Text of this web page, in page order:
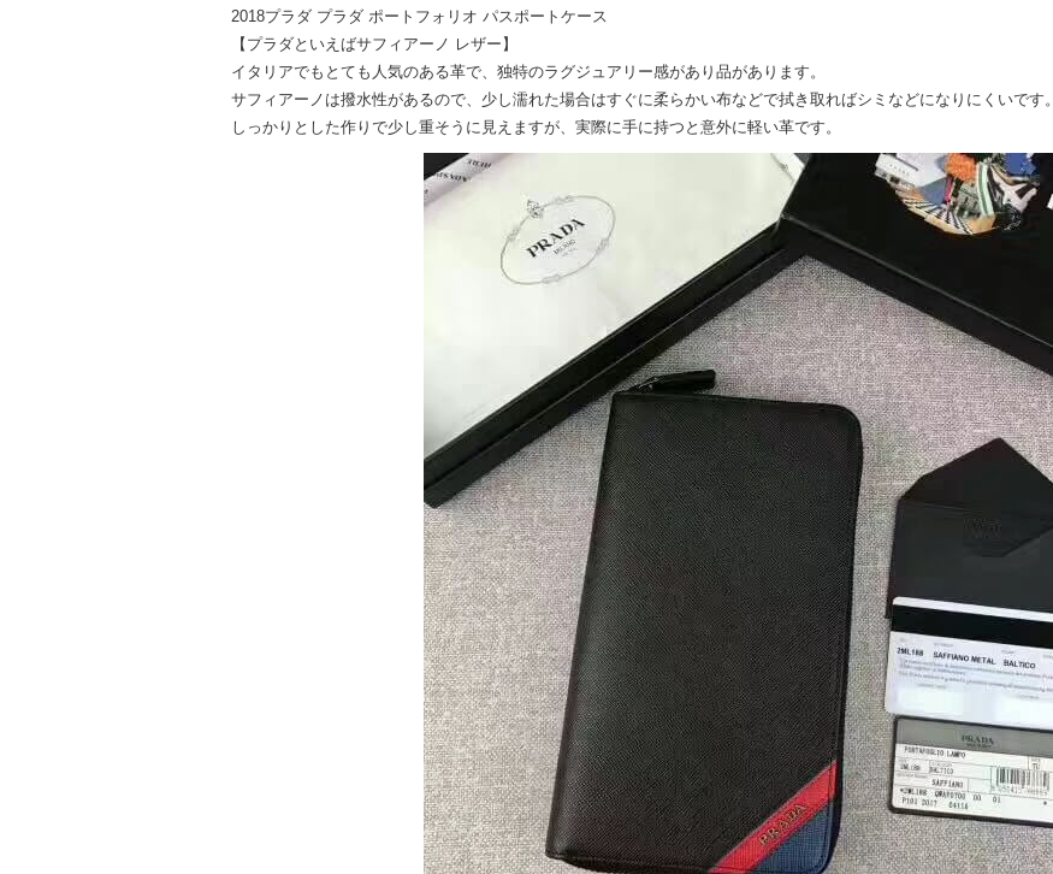
2018プラダ プラダ ポートフォリオ パスポートケース
【プラダといえばサフィアーノ レザー】
イタリアでもとても人気のある革で、独特のラグジュアリー感があり品があります。
サフィアーノは撥水性があるので、少し濡れた場合はすぐに柔らかい布などで拭き取ればシミなどになりにくいです。
しっかりとした作りで少し重そうに見えますが、実際に手に持つと意外に軽い革です。